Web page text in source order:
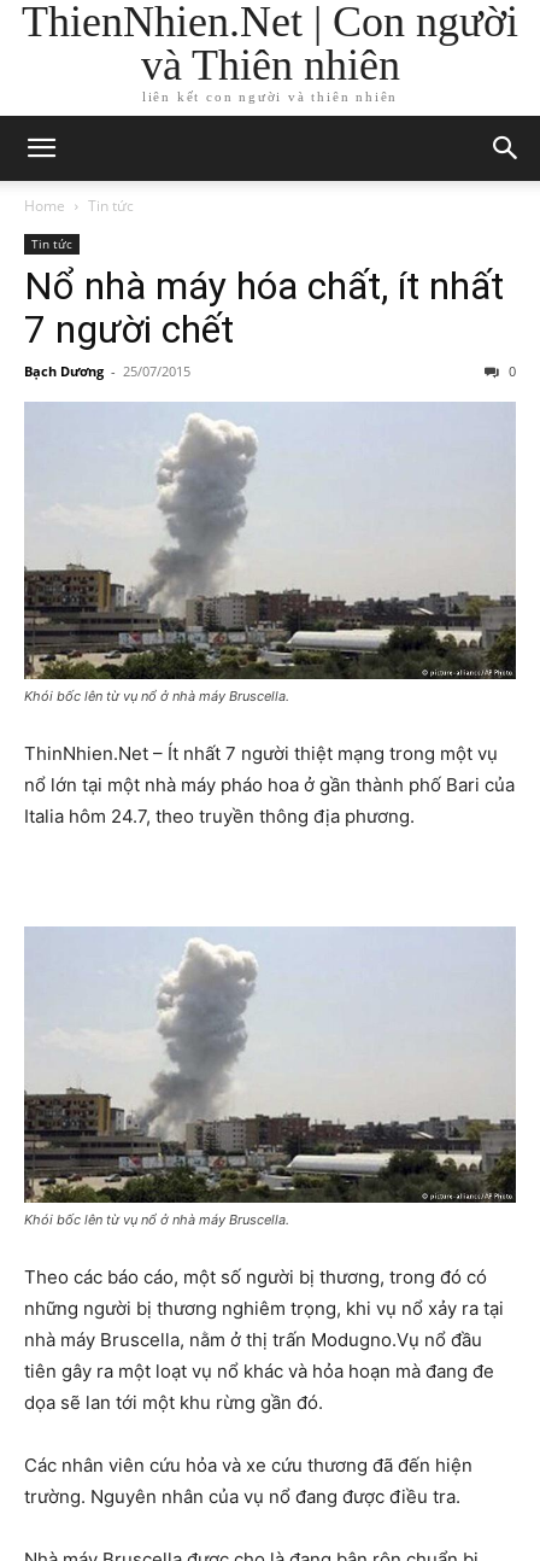
ThienNhien.Net | Con người
và Thiên nhiên
liên kết con người và thiên nhiên
Home Tin tức
Tin tức
Nổ nhà máy hóa chất, ít nhất
7 người chết
Bạch Dương - 25/07/2015 0
Khói bốc lên từ vụ nổ ở nhà máy Bruscella.
ThinNhien.Net – Ít nhất 7 người thiệt mạng trong một vụ
nổ lớn tại một nhà máy pháo hoa ở gần thành phố Bari của
Italia hôm 24.7, theo truyền thông địa phương.
Khói bốc lên từ vụ nổ ở nhà máy Bruscella.
Theo các báo cáo, một số người bị thương, trong đó có
những người bị thương nghiêm trọng, khi vụ nổ xảy ra tại
nhà máy Bruscella, nằm ở thị trấn Modugno.Vụ nổ đầu
tiên gây ra một loạt vụ nổ khác và hỏa hoạn mà đang đe
dọa sẽ lan tới một khu rừng gần đó.
Các nhân viên cứu hỏa và xe cứu thương đã đến hiện
trường. Nguyên nhân của vụ nổ đang được điều tra.